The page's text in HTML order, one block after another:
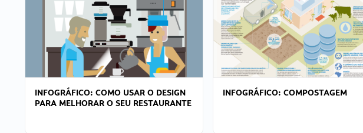
INFOGRÁFICO: COMO USAR O DESIGN
PARA MELHORAR O SEU RESTAURANTE
INFOGRÁFICO: COMPOSTAGEM